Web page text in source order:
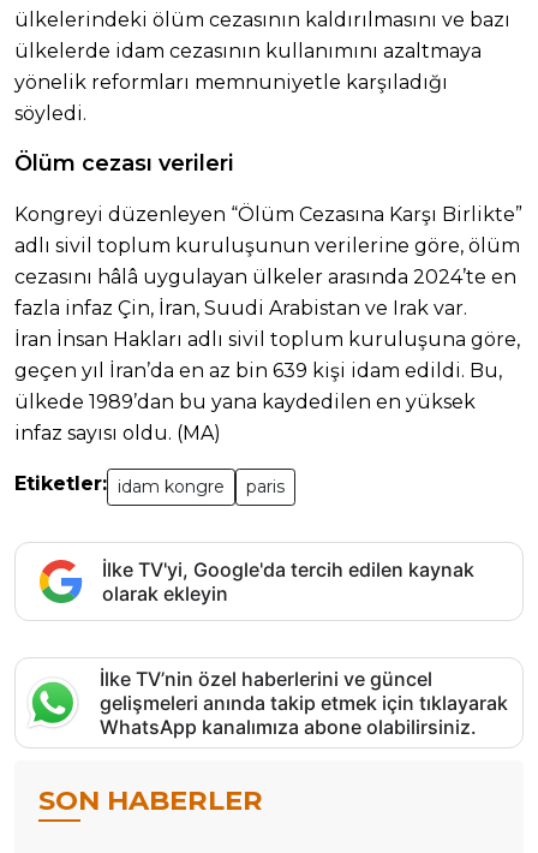
ülkelerindeki ölüm cezasının kaldırılmasını ve bazı
ülkelerde idam cezasının kullanımını azaltmaya
yönelik reformları memnuniyetle karşıladığı
söyledi.
Ölüm cezası verileri
Kongreyi düzenleyen “Ölüm Cezasına Karşı Birlikte”
adlı sivil toplum kuruluşunun verilerine göre, ölüm
cezasını hâlâ uygulayan ülkeler arasında 2024’te en
fazla infaz Çin, İran, Suudi Arabistan ve Irak var.
İran İnsan Hakları adlı sivil toplum kuruluşuna göre,
geçen yıl İran’da en az bin 639 kişi idam edildi. Bu,
ülkede 1989’dan bu yana kaydedilen en yüksek
infaz sayısı oldu. (MA)
Etiketler: idam kongre paris
İlke TV'yi, Google'da tercih edilen kaynak
olarak ekleyin
İlke TV’nin özel haberlerini ve güncel
gelişmeleri anında takip etmek için tıklayarak
WhatsApp kanalımıza abone olabilirsiniz.
SON HABERLER